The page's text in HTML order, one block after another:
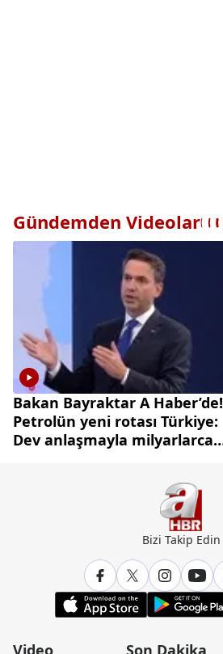
Gündemden Videolar
Bakan Bayraktar A Haber’de!
Petrolün yeni rotası Türkiye:
Dev anlaşmayla milyarlarca
Bizi Takip Edin
Video Son Dakika